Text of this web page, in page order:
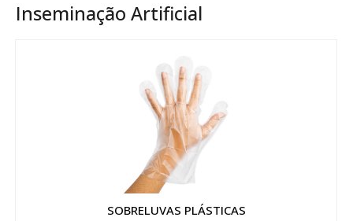
Inseminação Artificial
SOBRELUVAS PLÁSTICAS